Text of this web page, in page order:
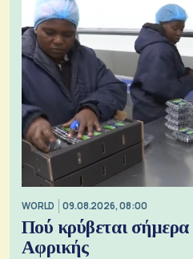
WORLD 09.08.2026, 08:00
Πού κρύβεται σήμερα
Αφρικής